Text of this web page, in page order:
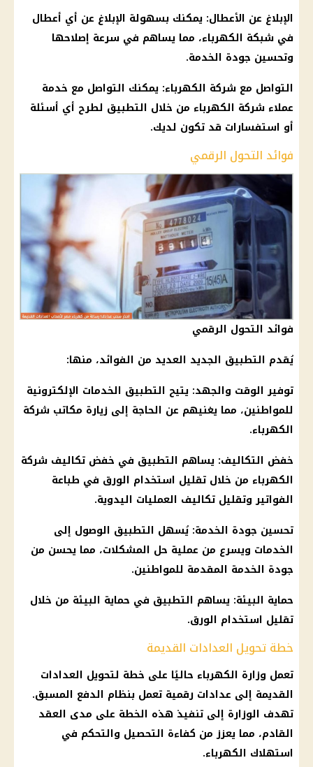
الإبلاغ عن الأعطال: يمكنك بسهولة الإبلاغ عن أي أعطال
في شبكة الكهرباء، مما يساهم في سرعة إصلاحها
وتحسين جودة الخدمة.
التواصل مع شركة الكهرباء: يمكنك التواصل مع خدمة
عملاء شركة الكهرباء من خلال التطبيق لطرح أي أسئلة
أو استفسارات قد تكون لديك.
فوائد التحول الرقمي
فوائد التحول الرقمي
يُقدم التطبيق الجديد العديد من الفوائد، منها:
توفير الوقت والجهد: يتيح التطبيق الخدمات الإلكترونية
للمواطنين، مما يغنيهم عن الحاجة إلى زيارة مكاتب شركة
الكهرباء.
خفض التكاليف: يساهم التطبيق في خفض تكاليف شركة
الكهرباء من خلال تقليل استخدام الورق في طباعة
الفواتير وتقليل تكاليف العمليات اليدوية.
تحسين جودة الخدمة: يُسهل التطبيق الوصول إلى
الخدمات ويسرع من عملية حل المشكلات، مما يحسن من
جودة الخدمة المقدمة للمواطنين.
حماية البيئة: يساهم التطبيق في حماية البيئة من خلال
تقليل استخدام الورق.
خطة تحويل العدادات القديمة
تعمل وزارة الكهرباء حاليًا على خطة لتحويل العدادات
القديمة إلى عدادات رقمية تعمل بنظام الدفع المسبق.
تهدف الوزارة إلى تنفيذ هذه الخطة على مدى العقد
القادم، مما يعزز من كفاءة التحصيل والتحكم في
استهلاك الكهرباء.